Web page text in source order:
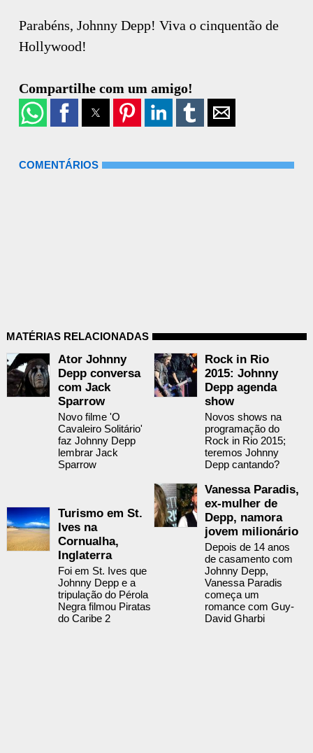
Parabéns, Johnny Depp! Viva o cinquentão de
Hollywood!
Compartilhe com um amigo!
COMENTÁRIOS
MATÉRIAS RELACIONADAS
Ator Johnny
Depp conversa
com Jack
Sparrow
Novo filme 'O
Cavaleiro Solitário'
faz Johnny Depp
lembrar Jack
Sparrow
Rock in Rio
2015: Johnny
Depp agenda
show
Novos shows na
programação do
Rock in Rio 2015;
teremos Johnny
Depp cantando?
Turismo em St.
Ives na
Cornualha,
Inglaterra
Foi em St. Ives que
Johnny Depp e a
tripulação do Pérola
Negra filmou Piratas
do Caribe 2
Vanessa Paradis,
ex-mulher de
Depp, namora
jovem milionário
Depois de 14 anos
de casamento com
Johnny Depp,
Vanessa Paradis
começa um
romance com Guy-
David Gharbi